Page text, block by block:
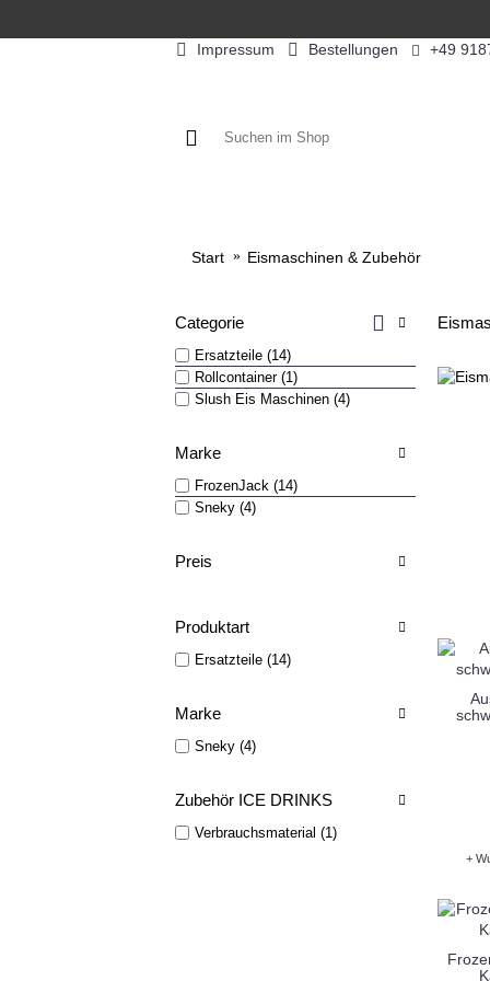
Impressum Bestellungen +49
Start Eismaschinen & Zubehör
Categorie
Ersatzteile (14)
Rollcontainer (1)
Slush Eis Maschinen (4)
Marke
FrozenJack (14)
Sneky (4)
Preis
Produktart
Ersatzteile (14)
Marke
Sneky (4)
Zubehör ICE DRINKS
Verbrauchsmaterial (1)
+